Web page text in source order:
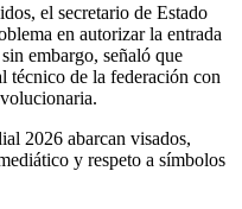
el secretario de Estado
en autorizar la entrada
embargo, señaló que
técnico de la federación con
2026 abarcan visados,
y respeto a símbolos